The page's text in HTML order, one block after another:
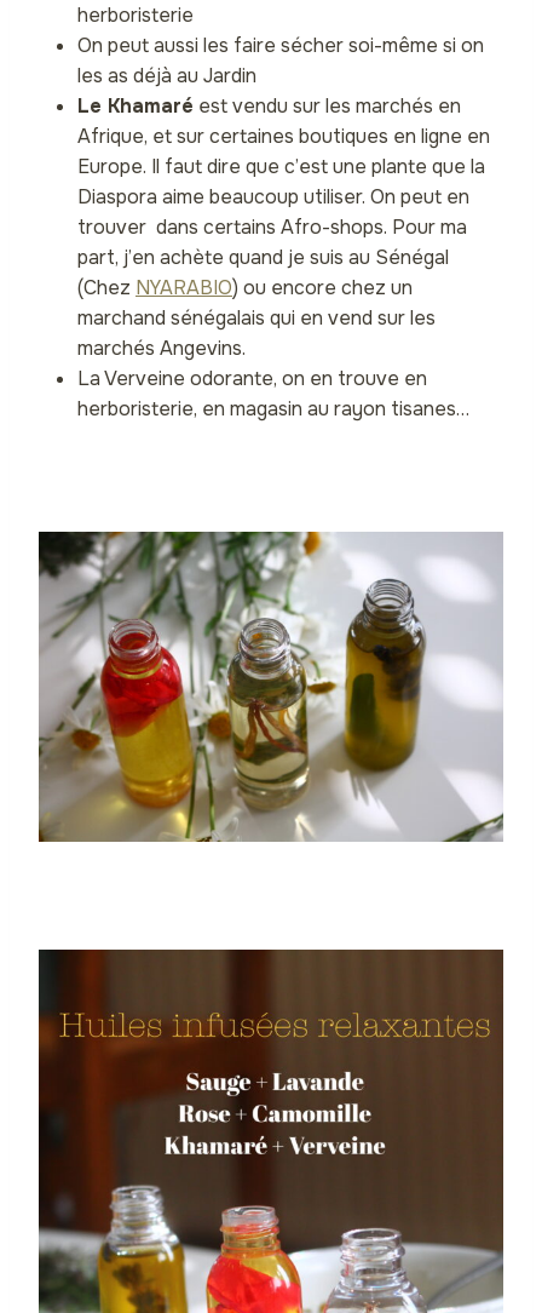
herboristerie
On peut aussi les faire sécher soi-même si on
les as déjà au Jardin
Le Khamaré est vendu sur les marchés en
Afrique, et sur certaines boutiques en ligne en
Europe. Il faut dire que c’est une plante que la
Diaspora aime beaucoup utiliser. On peut en
trouver dans certains Afro-shops. Pour ma
part, j’en achète quand je suis au Sénégal
(Chez NYARABIO) ou encore chez un
marchand sénégalais qui en vend sur les
marchés Angevins.
La Verveine odorante, on en trouve en
herboristerie, en magasin au rayon tisanes…